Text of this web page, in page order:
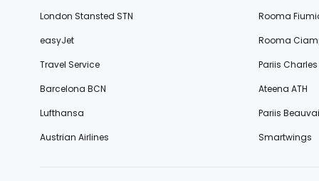
London Stansted STN
Rooma
easyJet
Rooma
Travel Service
Pariis
Barcelona BCN
Ateena ATH
Lufthansa
Pariis
Austrian Airlines
Smartwings